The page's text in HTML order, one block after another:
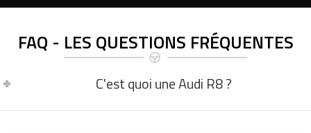
FAQ - LES QUESTIONS FRÉQUENTES
C'est quoi une Audi R8 ?